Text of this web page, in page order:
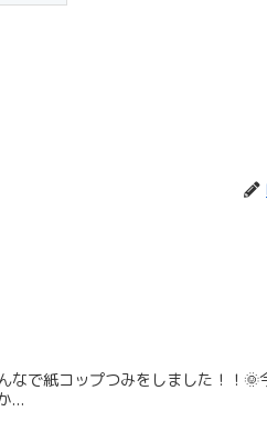
で紙コップつみをしました！！🌞
...